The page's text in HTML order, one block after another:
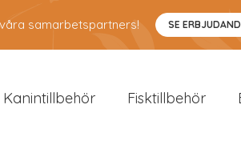
samarbetspartners! SE
Kanintillbehör Fisktillbehör